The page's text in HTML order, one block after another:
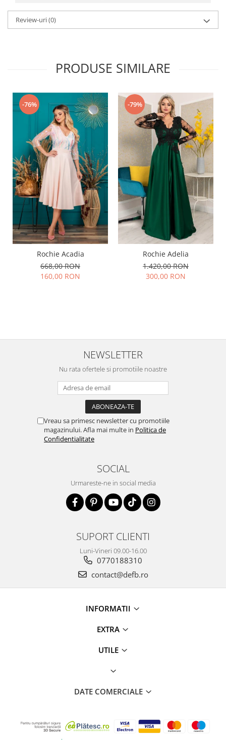
Review-uri(0)
PRODUSE SIMILARE
-76%
Rochie Acadia
668,00 RON
160,00 RON
-79%
Rochie Adelia
1.420,00 RON
300,00 RON
NEWSLETTER
Nu rata ofertele si promotiile noastre
Vreau sa primesc newsletter cu promotiile
magazinului. Afla mai multe in Politica de
Confidentialitate
SOCIAL
Urmareste-ne in social media
SUPORT CLIENTI
Luni-Vineri 09.00-16.00
0770188310
contact@defb.ro
INFORMATII
EXTRA
UTILE
DATE COMERCIALE